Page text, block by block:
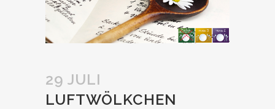
29 JULI
LUFTWÖLKCHEN